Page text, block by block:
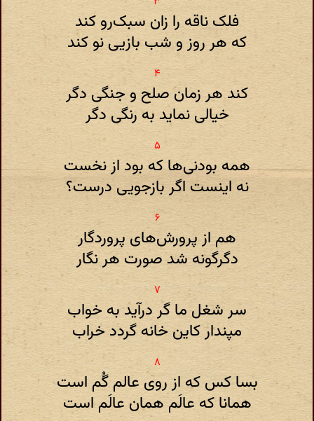
فلک ناقه را زان سبک‌رو کند
که هر روز و شب بازیی نو کند
کند هر زمان صلح و جنگی دگر
خیالی نماید به رنگی دگر
همه بودنی‌ها که بود از نخست
نه اینست اگر بازجویی درست‌‌؟
هم از پرورش‌های پروردگار
دگرگونه شد صورت هر نگار
سر شغل ما گر درآید به خواب
مپندار کاین خانه گردد خراب
بسا کس که از روی عالم گُم است
همانا که عالَم همان عالَم است